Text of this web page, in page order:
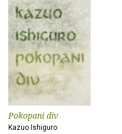
Pokopani div
Kazuo Ishiguro